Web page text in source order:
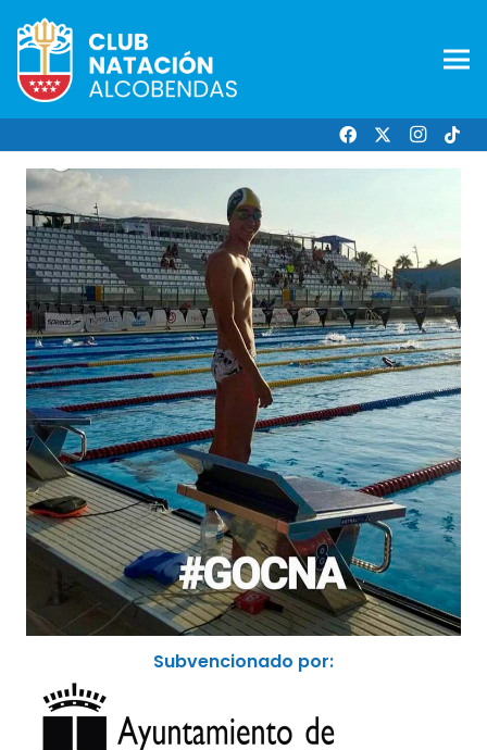
Subvencionado por: